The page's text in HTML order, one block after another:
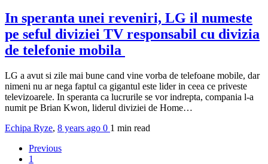
In speranta unei reveniri, LG il numeste
pe seful diviziei TV responsabil cu divizia
de telefonie mobila
LG a avut si zile mai bune cand vine vorba de telefoane mobile, dar
nimeni nu ar nega faptul ca gigantul este lider in ceea ce priveste
televizoarele. In speranta ca lucrurile se vor indrepta, compania l-a
numit pe Brian Kwon, liderul diviziei de Home…
Echipa Ryze, 8 years ago 0 1 min read
Previous
1